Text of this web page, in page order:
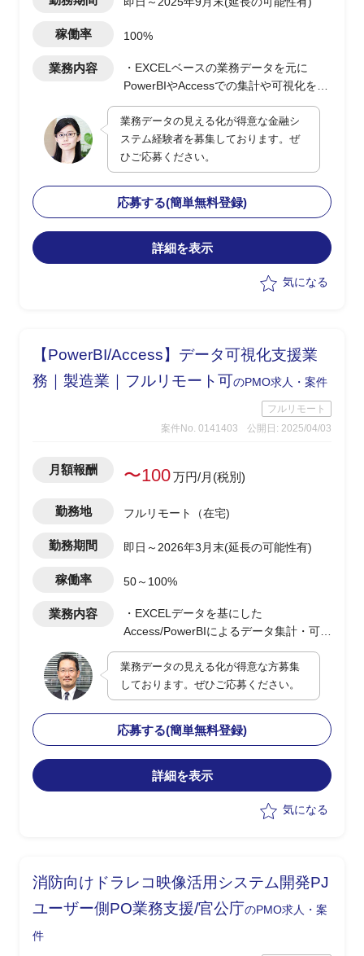
稼働率 100%
業務内容
・EXCELベースの業務データを元に
PowerBIやAccessでの集計や可視化を実
施(0.5人月)
・顧客PJの決裁/発注/契約などの各種手
続き支援(0.5人月)
業務データの見える化が得意な金融シ
ステム経験者を募集しております。ぜ
ひご応募ください。
応募する(簡単無料登録)
詳細を表示
気になる
【PowerBI/Access】データ可視化支援業
務｜製造業｜フルリモート可のPMO求人・案件
フルリモート
案件No. 0141403
公開日: 2025/04/03
月額報酬 〜100万円/月(税別)
勤務地 フルリモート（在宅)
勤務期間 即日～2026年3月末(延長の可能性有)
稼働率 50～100%
業務内容
・EXCELデータを基にした
Access/PowerBIによるデータ集計・可視
化のダッシュボード作成
・最適なDB構成の検討及び提案型での
業務改善支援
・顧客PJの決裁/発注/契約などの各種手
続き支援
・現行業務理解者と連携したスムーズな
引継ぎを想定
業務データの見える化が得意な方募集
しております。ぜひご応募ください。
応募する(簡単無料登録)
詳細を表示
気になる
消防向けドラレコ映像活用システム開発PJ
ユーザー側PO業務支援/官公庁のPMO求人・案
件